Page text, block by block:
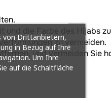
und die Farbe des Hijabs
zu vermeiden.
und vermeiden Sie
von Drittanbietern,
in Bezug auf Ihre
Um Ihre
auf die Schaltfläche